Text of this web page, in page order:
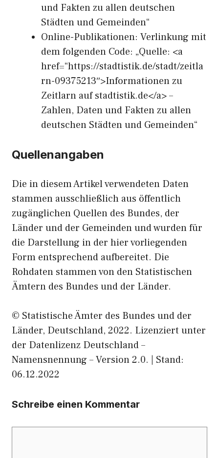
und Fakten zu allen deutschen
Städten und Gemeinden“
Online-Publikationen: Verlinkung mit
dem folgenden Code: „Quelle: <a
href=“https://stadtistik.de/stadt/zeitla
rn-09375213″>Informationen zu
Zeitlarn auf stadtistik.de</a> –
Zahlen, Daten und Fakten zu allen
deutschen Städten und Gemeinden“
Quellenangaben
Die in diesem Artikel verwendeten Daten
stammen ausschließlich aus öffentlich
zugänglichen Quellen des Bundes, der
Länder und der Gemeinden und wurden für
die Darstellung in der hier vorliegenden
Form entsprechend aufbereitet. Die
Rohdaten stammen von den Statistischen
Ämtern des Bundes und der Länder.
© Statistische Ämter des Bundes und der
Länder, Deutschland, 2022. Lizenziert unter
der Datenlizenz Deutschland –
Namensnennung – Version 2.0. | Stand:
06.12.2022
Schreibe einen Kommentar